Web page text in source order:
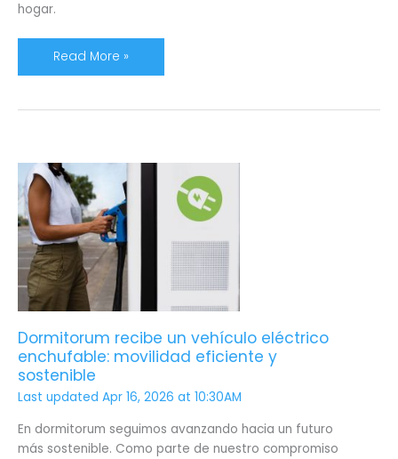
hogar.
Read More »
Dormitorum recibe un vehículo eléctrico
enchufable: movilidad eficiente y
sostenible
Last updated Apr 16, 2026 at 10:30AM
En dormitorum seguimos avanzando hacia un futuro
más sostenible. Como parte de nuestro compromiso
Dormitorum
recibe
un
vehículo
eléctrico
enchufable:
movilidad
eficiente
sostenible